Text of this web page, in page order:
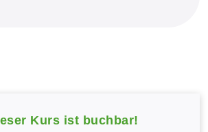
Kurs ist buchbar!